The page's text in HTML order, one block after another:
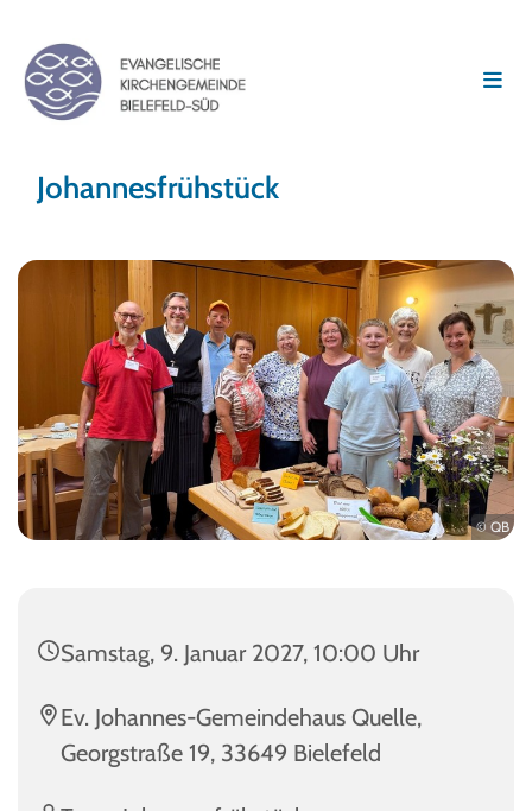
Johannesfrühstück
© QB
Samstag, 9. Januar 2027, 10:00 Uhr
Ev. Johannes-Gemeindehaus Quelle,
Georgstraße 19, 33649 Bielefeld